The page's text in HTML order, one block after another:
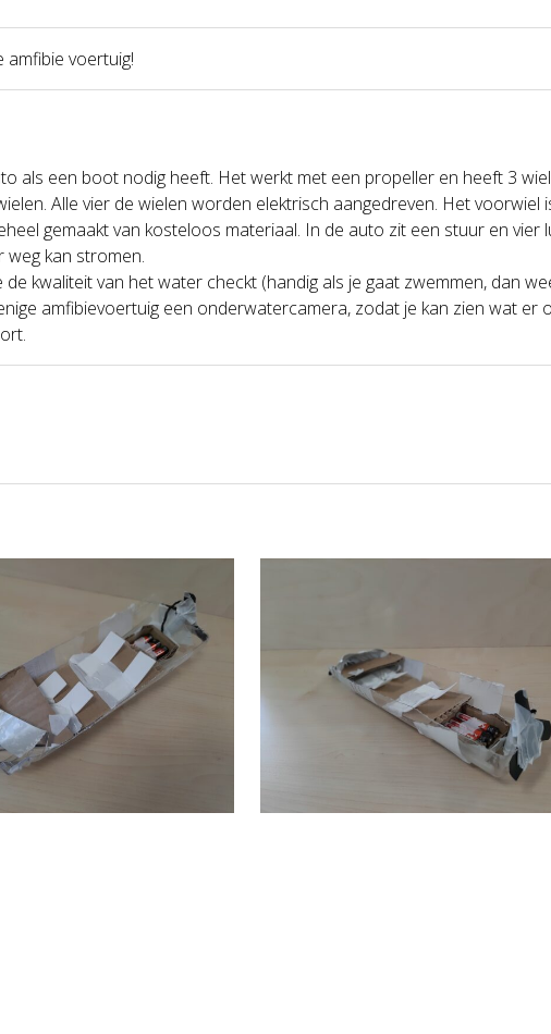
amfibie voertuig!
als een boot nodig heeft. Het werkt met een propeller en heeft 3
Alle vier de wielen worden elektrisch aangedreven. Het voorwiel
gemaakt van kosteloos materiaal. In de auto zit een stuur en vier
kan stromen.
kwaliteit van het water checkt (handig als je gaat zwemmen, dan
amfibievoertuig een onderwatercamera, zodat je kan zien wat er